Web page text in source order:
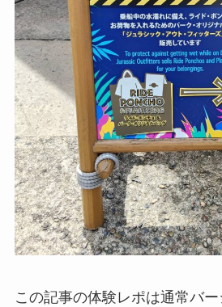
この記事の体験レポは通常バ